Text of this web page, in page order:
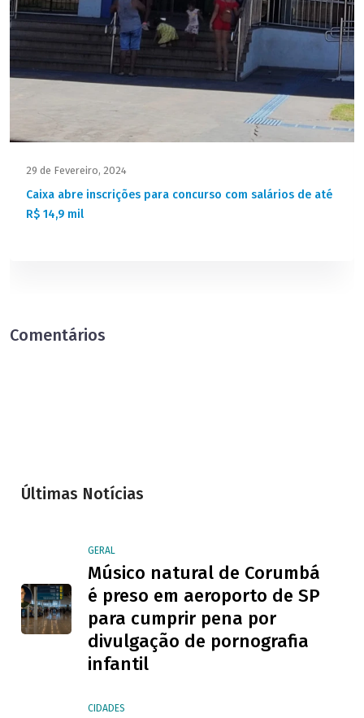
29 de Fevereiro, 2024
Caixa abre inscrições para concurso com salários de até
R$ 14,9 mil
Comentários
Últimas Notícias
GERAL
Músico natural de Corumbá
é preso em aeroporto de SP
para cumprir pena por
divulgação de pornografia
infantil
CIDADES